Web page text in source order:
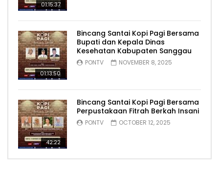
01:15:37
01:13:50
Bincang Santai Kopi Pagi Bersama
Bupati dan Kepala Dinas
Kesehatan Kabupaten Sanggau
PONTV NOVEMBER 8, 2025
42:22
Bincang Santai Kopi Pagi Bersama
Perpustakaan Fitrah Berkah Insani
PONTV OCTOBER 12, 2025